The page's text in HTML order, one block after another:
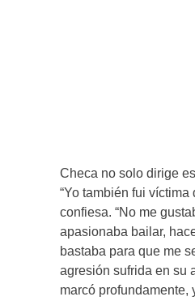
Checa no solo dirige
“Yo también fui víctima
confiesa. “No me
apasionaba bailar,
bastaba para que me
agresión sufrida en su
marcó profundamente,